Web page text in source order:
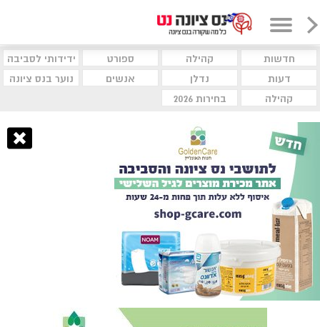
חדשות קהילה ספורט
ידידותי לסביבה
דעות
נדלן אנשים
נוער בנס ציונה
קהילה
בחירות 2026